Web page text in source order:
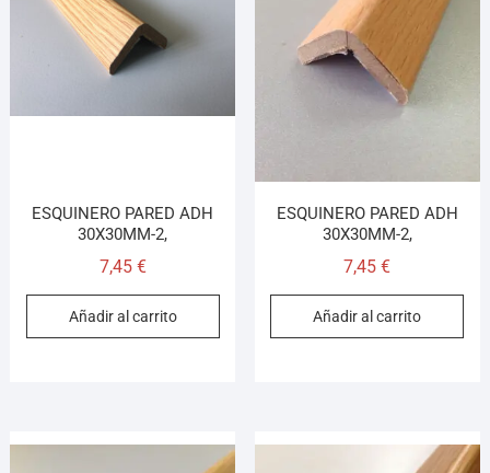
ESQUINERO PARED ADH
30X30MM-2,
7,45 €
Añadir al carrito
ESQUINERO PARED ADH
30X30MM-2,
7,45€
Añadir al carrito